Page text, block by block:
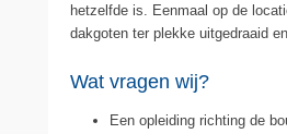
hetzelfde is. Eenmaal op de
dakgoten ter plekke uitgedraaid
Wat vragen wij?
Een opleiding richting de